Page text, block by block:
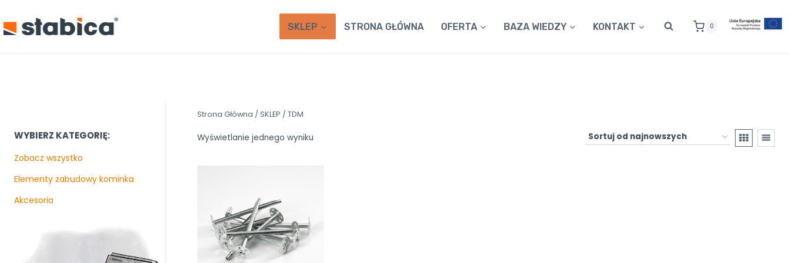
do
treści
SKLEP STRONA GŁÓWNA OFERTA BAZA WIEDZY KONTAKT 0
Strona Główna / SKLEP / TDM
Wyświetlanie jednego wyniku
WYBIERZ KATEGORIĘ:
Zobacz wszystko
Elementy zabudowy kominka
Akcesoria